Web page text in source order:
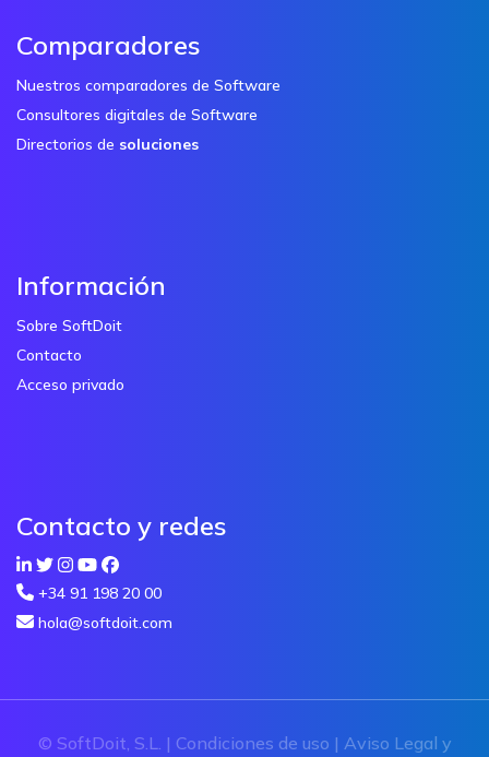
Comparadores
Nuestros comparadores de Software
Consultores digitales de Software
Directorios de soluciones
Información
Sobre SoftDoit
Contacto
Acceso privado
Contacto y redes
+34 91 198 20 00
hola@softdoit.com
© SoftDoit, S.L. | Condiciones de uso | Aviso Legal y